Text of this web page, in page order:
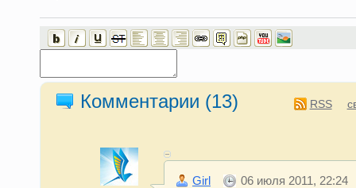
Комментарии (13) RSS
Girl 06 июля 2011, 22:24